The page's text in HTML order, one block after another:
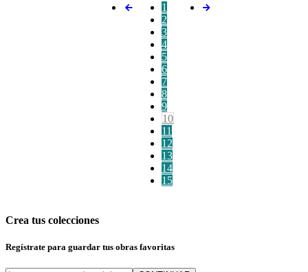
1
2
3
4
5
6
7
8
9
10
11
12
13
14
15
Crea tus colecciones
Regístrate para guardar tus obras favoritas